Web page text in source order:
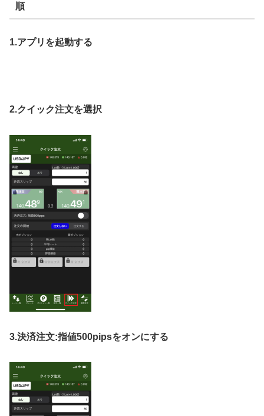
順
1.アプリを起動する
2.クイック注文を選択
3.決済注文:指値500pipsをオンにする